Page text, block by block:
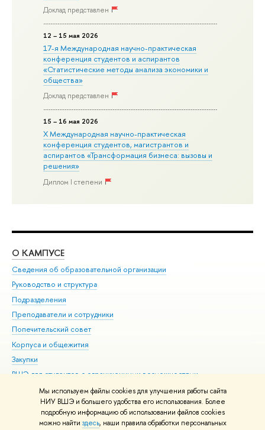
Мы используем файлы cookies для улучшения работы сайта
НИУ ВШЭ и большего удобства его использования. Более
подробную информацию об использовании файлов cookies
можно найти здесь, наши правила обработки персональных
Доклад представлен
12 – 15 мая 2026
17-я Международная научно-практическая
конференция студентов и аспирантов
«Статистические методы анализа экономики и
общества»
Доклад представлен
15 – 16 мая 2026
X Международная научно-практическая
конференция студентов, магистрантов и
аспирантов «Трансформация бизнеса: вызовы и
решения»
Диплом I степени
О КАМПУСЕ
Сведения об образовательной организации
Руководство и структура
Подразделения
Преподаватели и сотрудники
Попечительский совет
Корпуса и общежития
Закупки
ВШЭ для студентов с ограниченными возможностями
здоровья и инвалидностью
Версия для слабовидящих
Единая платежная страница